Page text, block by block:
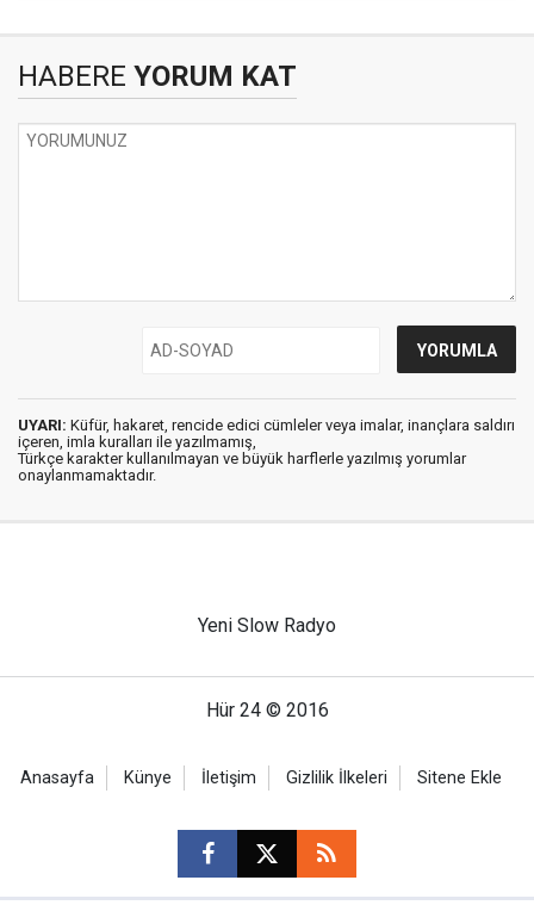
HABERE YORUM KAT
UYARI: Küfür, hakaret, rencide edici cümleler veya imalar, inançlara saldırı
içeren, imla kuralları ile yazılmamış,
Türkçe karakter kullanılmayan ve büyük harflerle yazılmış yorumlar
onaylanmamaktadır.
Yeni Slow Radyo
Hür 24 © 2016
Anasayfa Künye İletişim Gizlilik İlkeleri Sitene Ekle